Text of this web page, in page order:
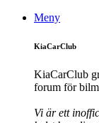
Meny
KiaCarClub
KiaCarClub
forum för
Vi är ett